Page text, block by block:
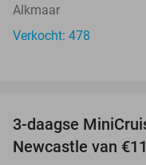
Alkmaar
Verkocht: 478
3-daagse
Newcastle van